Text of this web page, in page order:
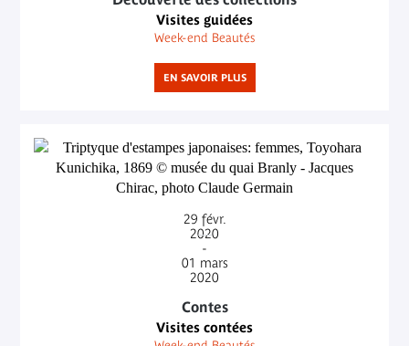
Visites guidées
Week-end Beautés
EN SAVOIR PLUS
29 févr.
2020
-
01 mars
2020
Contes
Visites contées